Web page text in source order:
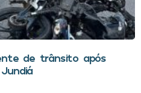
de trânsito após